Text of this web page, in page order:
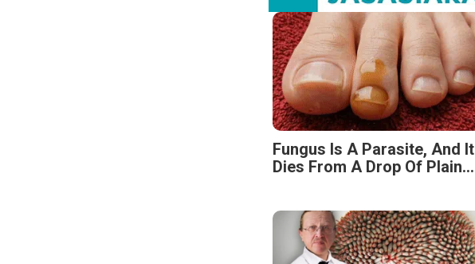
Fungus Is A Parasite, And It
Dies From A Drop Of Plain...